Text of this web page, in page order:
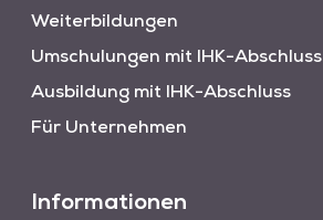
Weiterbildungen
Umschulungen mit IHK-Abschluss
Ausbildung mit IHK-Abschluss
Für Unternehmen
Informationen